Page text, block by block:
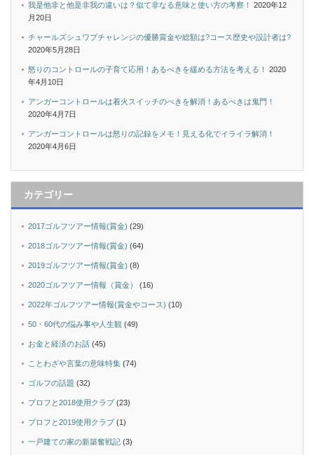
我是他非と他是非我の違いは？似て非なる意味と使い方の考察！
2020年12
月20日
チャールズシュワブチャレンジの優勝賞金や総額は?コース歴史や設計者は?
2020年5月28日
怒りのコントロールの子育て応用！あるべきを緩める方法を考える！
2020
年4月10日
アンガーコントロールは着火スイッチのべきを解消！あるべきは鬼門！
2020年4月7日
アンガーコントロールは怒りの記録をメモ！見える化でイライラ解消！
2020年4月6日
カテゴリー
2017ゴルフツアー情報(賞金) (29)
2018ゴルフツアー情報(賞金) (64)
2019ゴルフツアー情報(賞金) (8)
2020ゴルフツアー情報（賞金） (16)
2022年ゴルフツアー情報(賞金やコース) (10)
50・60代の悩み事や人生観 (49)
お金と経済のお話 (45)
ことわざや言葉の意味特集 (74)
ゴルフの話題 (32)
プロフと2018使用クラブ (23)
プロフと2019使用クラブ (1)
一戸建ての家の新築奮戦記 (3)